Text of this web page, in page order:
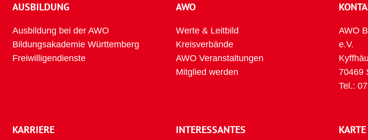
AUSBILDUNG
Ausbildung bei der AWO
Bildungsakademie Württemberg
Freiwilligendienste
AWO
Werte & Leitbild
Kreisverbände
AWO Veranstaltungen
Mitglied werden
AWO
e.V.
70469
Tel.:
KARRIERE INTERESSANTES KARTE